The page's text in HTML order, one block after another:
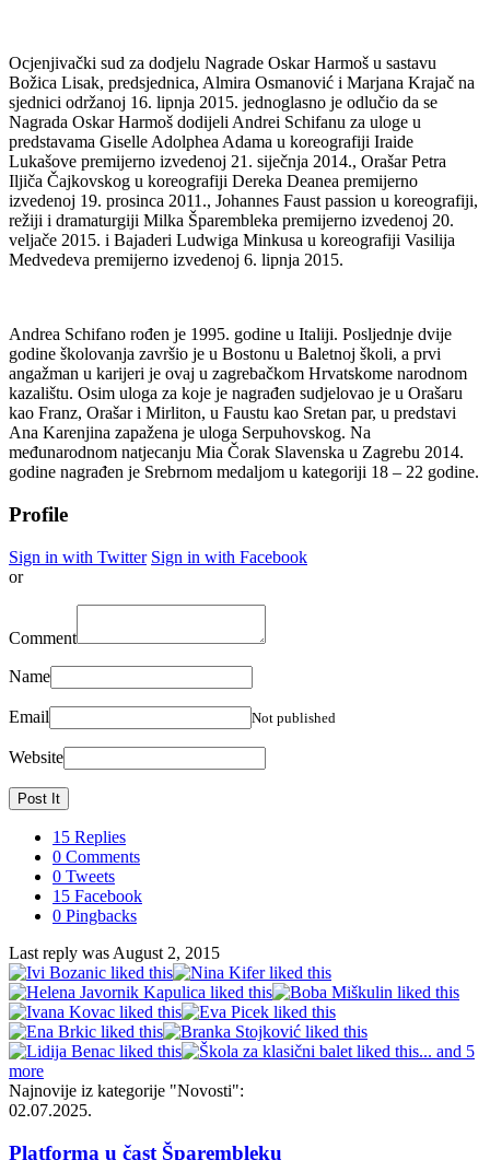
Ocjenjivački sud za dodjelu Nagrade Oskar Harmoš u sastavu
Božica Lisak, predsjednica, Almira Osmanović i Marjana Krajač na
sjednici održanoj 16. lipnja 2015. jednoglasno je odlučio da se
Nagrada Oskar Harmoš dodijeli Andrei Schifanu za uloge u
predstavama Giselle Adolphea Adama u koreografiji Iraide
Lukašove premijerno izvedenoj 21. siječnja 2014., Orašar Petra
Iljiča Čajkovskog u koreografiji Dereka Deanea premijerno
izvedenoj 19. prosinca 2011., Johannes Faust passion u koreografiji,
režiji i dramaturgiji Milka Šparembleka premijerno izvedenoj 20.
veljače 2015. i Bajaderi Ludwiga Minkusa u koreografiji Vasilija
Medvedeva premijerno izvedenoj 6. lipnja 2015.
Andrea Schifano rođen je 1995. godine u Italiji. Posljednje dvije
godine školovanja završio je u Bostonu u Baletnoj školi, a prvi
angažman u karijeri je ovaj u zagrebačkom Hrvatskome narodnom
kazalištu. Osim uloga za koje je nagrađen sudjelovao je u Orašaru
kao Franz, Orašar i Mirliton, u Faustu kao Sretan par, u predstavi
Ana Karenjina zapažena je uloga Serpuhovskog. Na
međunarodnom natjecanju Mia Čorak Slavenska u Zagrebu 2014.
godine nagrađen je Srebrnom medaljom u kategoriji 18 – 22 godine.
Profile
Sign in with Twitter Sign in with Facebook
or
Comment
Name
Email Not published
Website
15 Replies
0 Comments
0 Tweets
15 Facebook
0 Pingbacks
Last reply was August 2, 2015
... and 5
more
Najnovije iz kategorije "Novosti":
02.07.2025.
Platforma u čast Šparembleku